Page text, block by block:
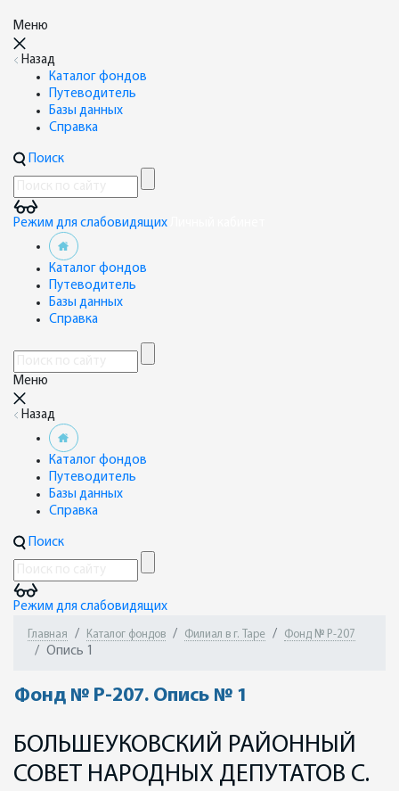
Меню
Назад
Каталог фондов
Путеводитель
Базы данных
Справка
Поиск
Режим для слабовидящих
Каталог фондов
Путеводитель
Базы данных
Справка
Меню
Назад
Каталог фондов
Путеводитель
Базы данных
Справка
Поиск
Режим для слабовидящих
Главная Каталог фондов Филиал в г. Таре Фонд № Р-207
Опись 1
Фонд № Р-207. Опись № 1
БОЛЬШЕУКОВСКИЙ РАЙОННЫЙ
СОВЕТ НАРОДНЫХ ДЕПУТАТОВ С.